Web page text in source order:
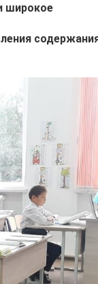
широкое